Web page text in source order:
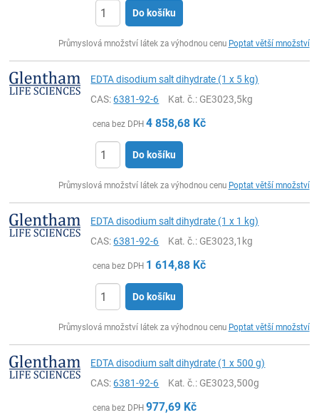
Do košíku
Průmyslová množství látek za výhodnou cenu Poptat větší množství
EDTA disodium salt dihydrate (1 x 5 kg)
CAS:6381-92-6 Kat. č.: GE3023,5kg
cena bez DPH 4 858,68 Kč
Do košíku
Průmyslová množství látek za výhodnou cenu Poptat větší množství
EDTA disodium salt dihydrate (1 x 1 kg)
CAS:6381-92-6 Kat. č.: GE3023,1kg
cena bez DPH 1 614,88 Kč
Do košíku
Průmyslová množství látek za výhodnou cenu Poptat větší množství
EDTA disodium salt dihydrate (1 x 500 g)
CAS:6381-92-6 Kat. č.: GE3023,500g
cena bez DPH 977,69 Kč